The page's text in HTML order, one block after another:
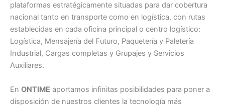
plataformas estratégicamente situadas para dar cobertura
nacional tanto en transporte como en logística, con rutas
establecidas en cada oficina principal o centro logístico:
Logística, Mensajería del Futuro, Paquetería y Paletería
Industrial, Cargas completas y Grupajes y Servicios
Auxiliares.
En ONTIME aportamos infinitas posibilidades para poner a
disposición de nuestros clientes la tecnología más